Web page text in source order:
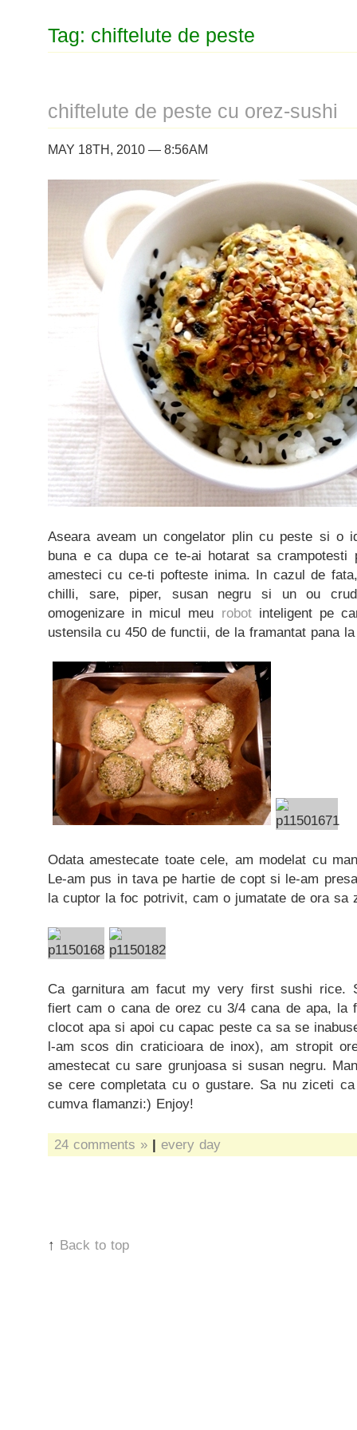
Tag: chiftelute de peste
chiftelute de peste cu orez-sushi
MAY 18TH, 2010 — 8:56AM
Aseara aveam un congelator plin cu peste si o
buna e ca dupa ce te-ai hotarat sa crampotesti
amesteci cu ce-ti pofteste inima. In cazul de
chilli, sare, piper, susan negru si un ou
omogenizare in micul meu robotinteligent pe
ustensila cu 450 de functii, de la framantat pana
Odata amestecate toate cele, am modelat cu
Le-am pus in tava pe hartie de copt si le-am
la cuptor la foc potrivit, cam o jumatate de ora sa
Ca garnitura am facut my very first sushi rice.
fiert cam o cana de orez cu 3/4 cana de apa, la
clocot apa si apoi cu capac peste ca sa se
l-am scos din craticioara de inox), am stropit
amestecat cu sare grunjoasa si susan negru.
se cere completata cu o gustare. Sa nu ziceti
cumva flamanzi:) Enjoy!
24 comments » | every day
↑ Back to top